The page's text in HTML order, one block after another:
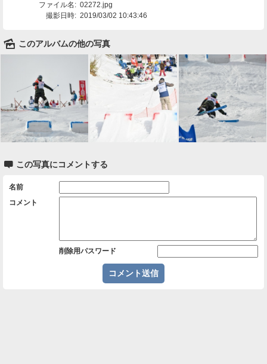
ファイル名: 02272.jpg
撮影日時: 2019/03/02 10:43:46
🌄 このアルバムの他の写真
 この写真にコメントする
名前
コメント
削除用パスワード